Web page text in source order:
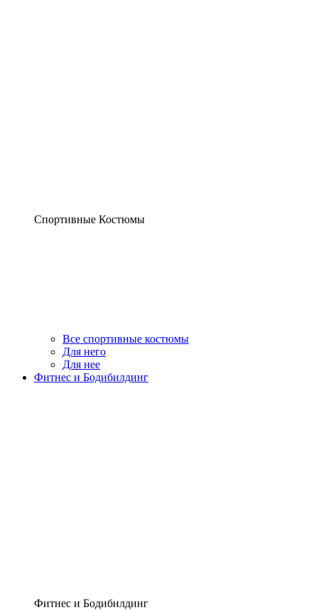
Спортивные Костюмы
Все спортивные костюмы
Для него
Для нее
Фитнес и Бодибилдинг
Фитнес и Бодибилдинг